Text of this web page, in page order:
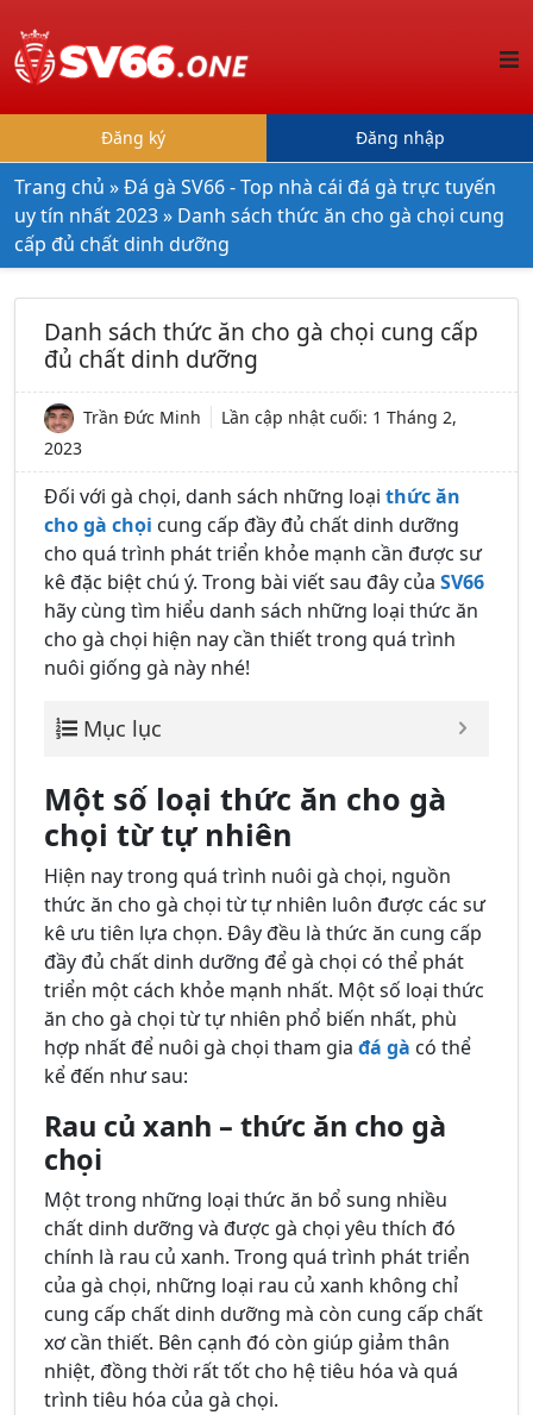
Đăng ký Đăng nhập
Trang chủ »Đá gà SV66 - Top nhà cái đá gà trực tuyến
uy tín nhất 2023» Danh sách thức ăn cho gà chọi cung
cấp đủ chất dinh dưỡng
Danh sách thức ăn cho gà chọi cung cấp
đủ chất dinh dưỡng
Trần Đức Minh Lần cập nhật cuối: 1 Tháng 2,
2023
Đối với gà chọi, danh sách những loại thức ăn
cho gà chọi cung cấp đầy đủ chất dinh dưỡng
cho quá trình phát triển khỏe mạnh cần được sư
kê đặc biệt chú ý. Trong bài viết sau đây của SV66
hãy cùng tìm hiểu danh sách những loại thức ăn
cho gà chọi hiện nay cần thiết trong quá trình
nuôi giống gà này nhé!
Mục lục
Một số loại thức ăn cho gà
chọi từ tự nhiên
Hiện nay trong quá trình nuôi gà chọi, nguồn
thức ăn cho gà chọi từ tự nhiên luôn được các sư
kê ưu tiên lựa chọn. Đây đều là thức ăn cung cấp
đầy đủ chất dinh dưỡng để gà chọi có thể phát
triển một cách khỏe mạnh nhất. Một số loại thức
ăn cho gà chọi từ tự nhiên phổ biến nhất, phù
hợp nhất để nuôi gà chọi tham gia đá gà có thể
kể đến như sau:
Rau củ xanh – thức ăn cho gà
chọi
Một trong những loại thức ăn bổ sung nhiều
chất dinh dưỡng và được gà chọi yêu thích đó
chính là rau củ xanh. Trong quá trình phát triển
của gà chọi, những loại rau củ xanh không chỉ
cung cấp chất dinh dưỡng mà còn cung cấp chất
xơ cần thiết. Bên cạnh đó còn giúp giảm thân
nhiệt, đồng thời rất tốt cho hệ tiêu hóa và quá
trình tiêu hóa của gà chọi.